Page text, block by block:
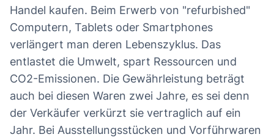
Handel kaufen. Beim Erwerb von "refurbished"
Computern, Tablets oder Smartphones
verlängert man deren Lebenszyklus. Das
entlastet die Umwelt, spart Ressourcen und
CO2-Emissionen. Die Gewährleistung beträgt
auch bei diesen Waren zwei Jahre, es sei denn
der Verkäufer verkürzt sie vertraglich auf ein
Jahr. Bei Ausstellungsstücken und Vorführwaren